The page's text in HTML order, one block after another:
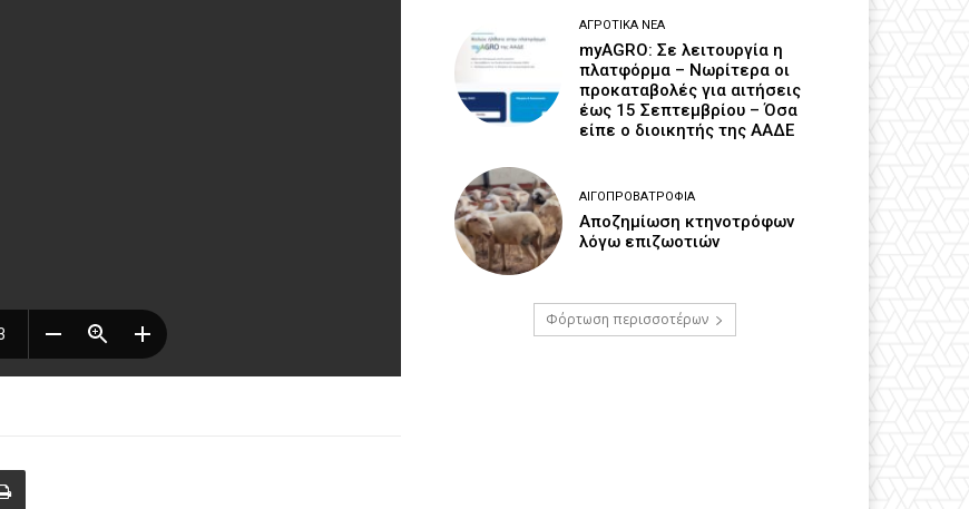
ΑΓΡΟΤΙΚΆ ΝΈΑ
myAGRO: Σε λειτουργία η
πλατφόρμα – Νωρίτερα οι
προκαταβολές για αιτήσεις
έως 15 Σεπτεμβρίου – Όσα
είπε ο διοικητής της ΑΑΔΕ
ΑΙΓΟΠΡΟΒΑΤΡΟΦΊΑ
Αποζημίωση κτηνοτρόφων
λόγω επιζωοτιών
Φόρτωση περισσοτέρων